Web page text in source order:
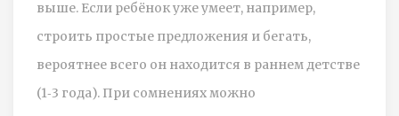
выше. Если ребёнок уже умеет, например,
строить простые предложения и бегать,
вероятнее всего он находится в раннем детстве
(1‑3 года). При сомнениях можно